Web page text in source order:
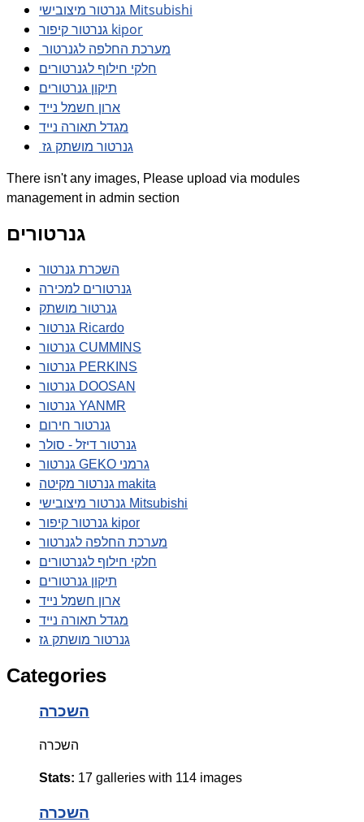
גנרטור מיצובישי Mitsubishi
גנרטור קיפור kipor
מערכת החלפה לגנרטור
חלקי חילוף לגנרטורים
תיקון גנרטורים
ארון חשמל נייד
מגדל תאורה נייד
גנרטור מושתק גז
There isn't any images, Please upload via modules
management in admin section
גנרטורים
השכרת גנרטור
גנרטורים למכירה
גנרטור מושתק
גנרטור Ricardo
גנרטור CUMMINS
גנרטור PERKINS
גנרטור DOOSAN
גנרטור YANMR
גנרטור חירום
גנרטור דיזל - סולר
גנרטור GEKO גרמני
גנרטור מקיטה makita
גנרטור מיצובישי Mitsubishi
גנרטור קיפור kipor
מערכת החלפה לגנרטור
חלקי חילוף לגנרטורים
תיקון גנרטורים
ארון חשמל נייד
מגדל תאורה נייד
גנרטור מושתק גז
Categories
השכרה
השכרה
Stats: 17 galleries with 114 images
השכרה